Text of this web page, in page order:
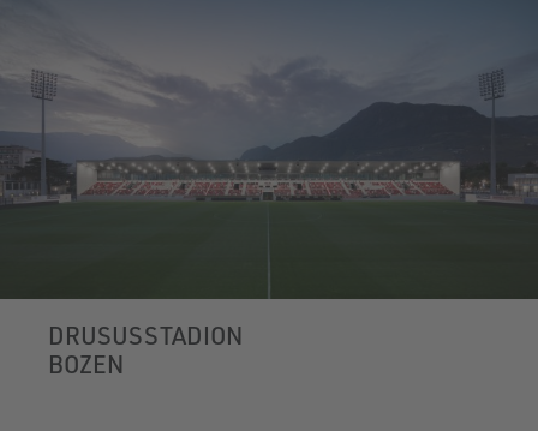
DRUSUSSTADION
BOZEN